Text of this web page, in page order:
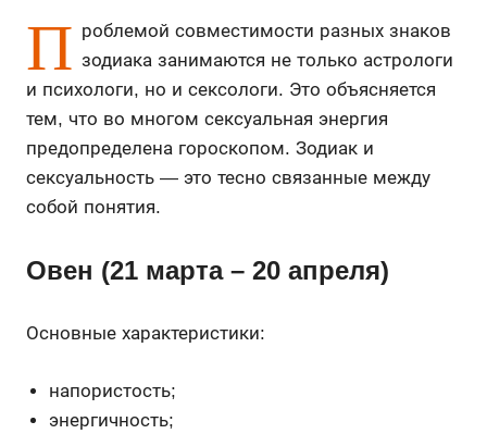
П роблемой совместимости разных знаков
зодиака занимаются не только астрологи
и психологи, но и сексологи. Это объясняется
тем, что во многом сексуальная энергия
предопределена гороскопом. Зодиак и
сексуальность — это тесно связанные между
собой понятия.
Овен (21 марта – 20 апреля)
Основные характеристики:
напористость;
энергичность;